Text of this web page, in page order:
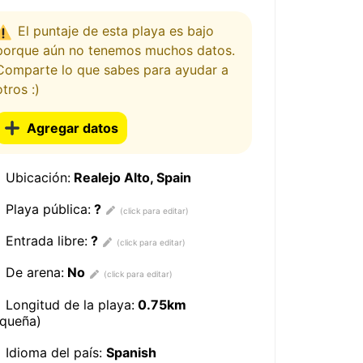
El puntaje de esta playa es bajo
aún no tenemos muchos datos.
lo que sabes para ayudar a
:)
Agregar datos
Ubicación: Realejo Alto, Spain
Playa pública: ?
Entrada libre: ?
De arena: No
Longitud de la playa: 0.75km
Idioma del país:Spanish